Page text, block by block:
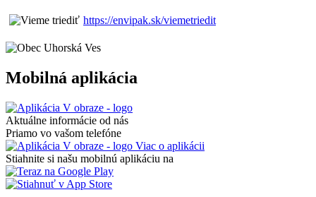
https://envipak.sk/viemetriedit
Mobilná aplikácia
Aktuálne informácie od nás
Priamo vo vašom telefóne
Viac o aplikácii
Stiahnite si našu mobilnú aplikáciu na